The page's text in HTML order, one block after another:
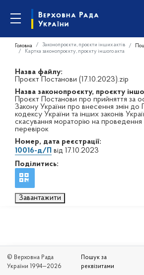
Головна Законопроєкти, проєкти інших актів
Картка законопроєкту, проєкту іншого акта
Назва файлу:
Проєкт Постанови (17.10.2023).zip
Назва законопроєкту, проєкту
Проєкт Постанови про прийняття за
Закону України про внесення змін до
кодексу України та інших законів
скасування мораторію на проведення
перевірок
Номер, дата реєстрації:
10016-д/П від 17.10.2023
Поділитись:
Завантажити
© Верховна Рада
України 1994—2026
Пошук за
реквізитами